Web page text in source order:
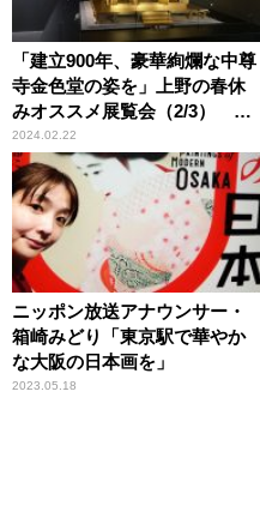
「建立900年、豪華絢爛な中尊
寺金色堂の姿を」上野の春休
みオススメ展覧会（2/3） ニ
ッポン放送アナウンサー・箱
崎みどり
2024.02.22
ニッポン放送アナウンサー・
箱崎みどり「東京駅で華やか
な大阪の日本画を」
2023.05.18